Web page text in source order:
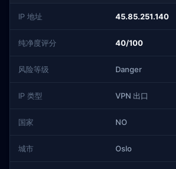
IP 地址 45.85.251.140
纯净度评分 40/100
风险等级 Danger
IP 类型 VPN 出口
国家 NO
城市 Oslo